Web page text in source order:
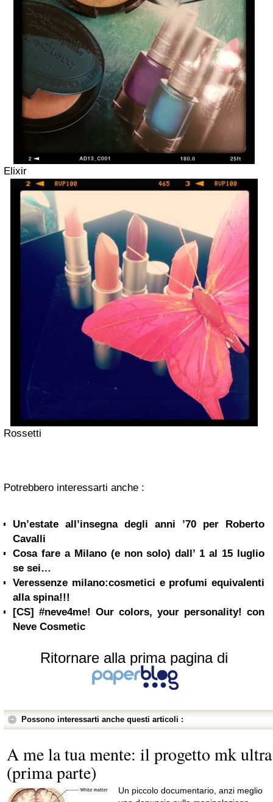
Elixir
Rossetti
Potrebbero interessarti anche :
Un’estate all’insegna degli anni ’70 per Roberto
Cavalli
Cosa fare a Milano (e non solo) dall’ 1 al 15 luglio
se sei…
Veressenze milano:cosmetici e profumi equivalenti
alla spina!!!
[CS] #neve4me! Our colors, your personality! con
Neve Cosmetic
Ritornare alla prima pagina di
Possono interessarti anche questi articoli :
A me la tua mente: il progetto mk ultra
(prima parte)
Un piccolo documentario, anzi meglio